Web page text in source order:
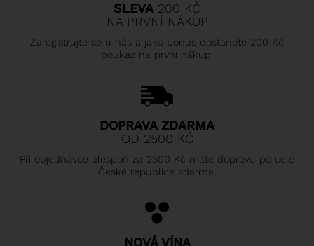
SLEVA 200 KČ
NA PRVNÍ NÁKUP
Zaregistrujte se u nás a jako bonus dostanete 200 Kč
poukaz na první nákup.
DOPRAVA ZDARMA
OD 2500 KČ
Při objednávce alespoň za 2500 Kč máte dopravu po celé
České republice zdarma.
NOVÁ VÍNA